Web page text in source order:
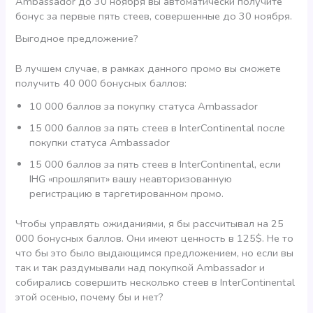
бонус за первые пять стеев, совершенные до 30 ноября.
Выгодное предложение?
В лучшем случае, в рамках данного промо вы сможете
получить 40 000 бонусных баллов:
10 000 баллов за покупку статуса Ambassador
15 000 баллов за пять стеев в InterContinental после
покупки статуса Ambassador
15 000 баллов за пять стеев в InterContinental, если
IHG «прошляпит» вашу неавторизованную
регистрацию в таргетированном промо.
Чтобы управлять ожиданиями, я бы рассчитывал на 25
000 бонусных баллов. Они имеют ценность в 125$. Не то
что бы это было выдающимся предложением, но если вы
так и так раздумывали над покупкой Ambassador и
собирались совершить несколько стеев в InterContinental
этой осенью, почему бы и нет?